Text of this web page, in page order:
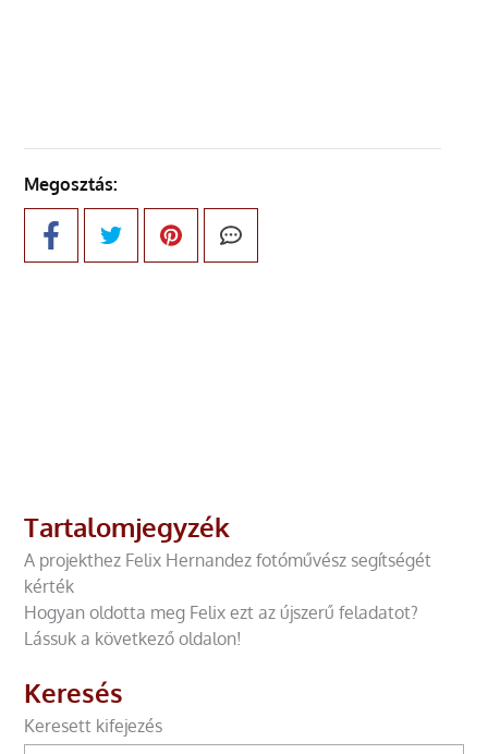
Megosztás:
Tartalomjegyzék
A projekthez Felix Hernandez fotóművész segítségét
kérték
Hogyan oldotta meg Felix ezt az újszerű feladatot?
Lássuk a következő oldalon!
Keresés
Keresett kifejezés